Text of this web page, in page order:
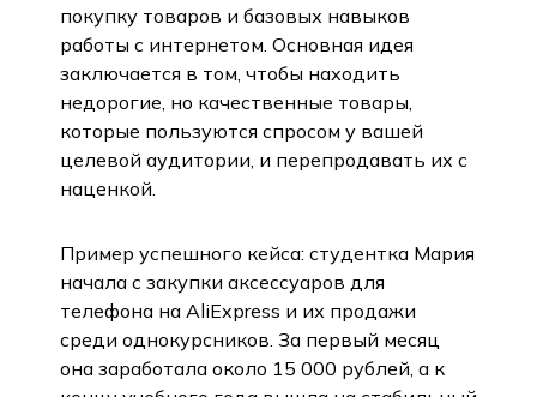
покупку товаров и базовых навыков
работы с интернетом. Основная идея
заключается в том, чтобы находить
недорогие, но качественные товары,
которые пользуются спросом у вашей
целевой аудитории, и перепродавать их с
наценкой.
Пример успешного кейса: студентка Мария
начала с закупки аксессуаров для
телефона на AliExpress и их продажи
среди однокурсников. За первый месяц
она заработала около 15 000 рублей, а к